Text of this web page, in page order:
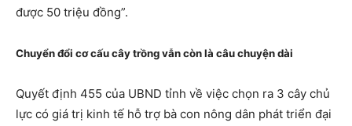
được 50 triệu đồng”.
Chuyển đổi cơ cấu cây trồng vẫn còn là câu chuyện dài
Quyết định 455 của UBND tỉnh về việc chọn ra 3 cây chủ
lực có giá trị kinh tế hỗ trợ bà con nông dân phát triển đại